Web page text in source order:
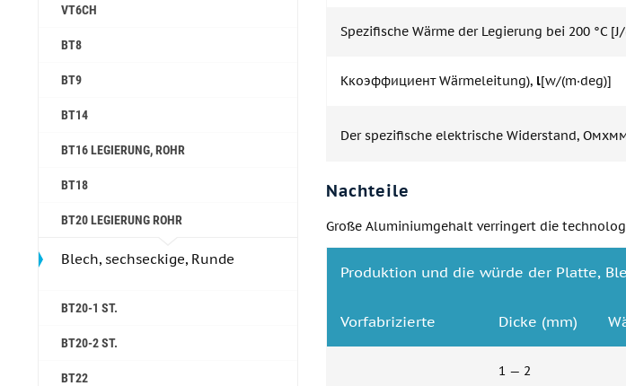
VT6CH
ВТ8
ВТ9
ВТ14
ВТ16 LEGIERUNG, ROHR
ВТ18
ВТ20 LEGIERUNG ROHR
Blech, sechseckige, Runde
ВТ20-1 ST.
ВТ20-2 ST.
ВТ22
Spezifische Wärme der Legierung bei 200 °C
Ккоэффициент Wärmeleitung), l[w/(m·deg)]
Der spezifische elektrische Widerstand,
Nachteile
Große Aluminiumgehalt verringert die
Produktion und die würde der Platte,
Vorfabrizierte Dicke (mm)
1 — 2